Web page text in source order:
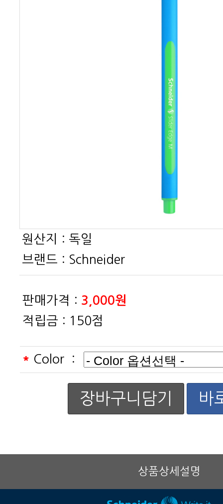
원산지 : 독일
브랜드 : Schneider
판매가격 : 3,000원
적립금 : 150점
* Color :
장바구니담기 바
상품상세설명